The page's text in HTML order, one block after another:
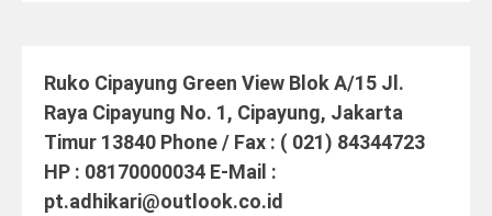
Ruko Cipayung Green View Blok A/15 Jl.
Raya Cipayung No. 1, Cipayung, Jakarta
Timur 13840 Phone / Fax : ( 021) 84344723
HP : 08170000034 E-Mail :
pt.adhikari@outlook.co.id